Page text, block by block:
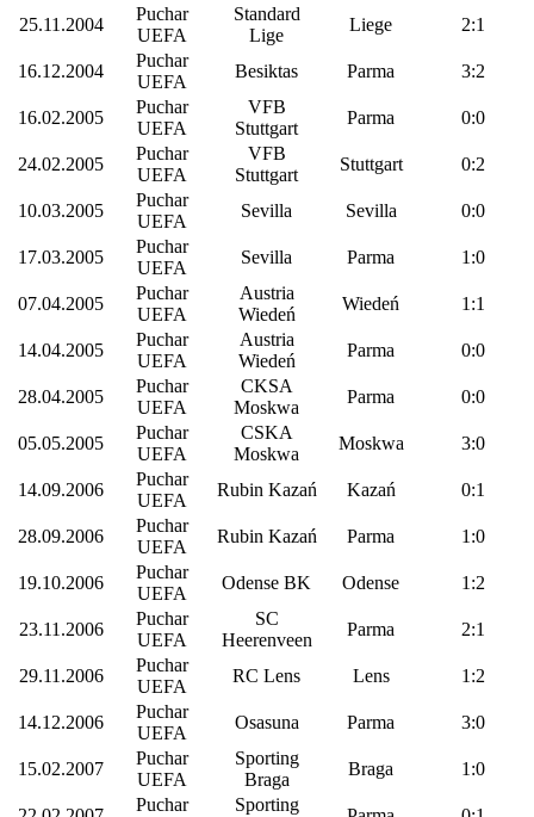
25.11.2004
Puchar
UEFA
Standard
Lige
Liege 2:1
16.12.2004
Puchar
UEFA
Besiktas Parma 3:2
16.02.2005
Puchar
UEFA
VFB
Stuttgart
Parma 0:0
24.02.2005
Puchar
UEFA
VFB
Stuttgart
Stuttgart 0:2
10.03.2005
Puchar
UEFA
Sevilla Sevilla 0:0
17.03.2005
Puchar
UEFA
Sevilla Parma 1:0
07.04.2005
Puchar
UEFA
Austria
Wiedeń
Wiedeń 1:1
14.04.2005
Puchar
UEFA
Austria
Wiedeń
Parma 0:0
28.04.2005
Puchar
UEFA
CKSA
Moskwa
Parma 0:0
05.05.2005
Puchar
UEFA
CSKA
Moskwa
Moskwa 3:0
14.09.2006
Puchar
UEFA
Rubin Kazań Kazań 0:1
28.09.2006
Puchar
UEFA
Rubin Kazań Parma 1:0
19.10.2006
Puchar
UEFA
Odense BK Odense 1:2
23.11.2006
Puchar
UEFA
SC
Heerenveen
Parma 2:1
29.11.2006
Puchar
UEFA
RC Lens Lens 1:2
14.12.2006
Puchar
UEFA
Osasuna Parma 3:0
15.02.2007
Puchar
UEFA
Sporting
Braga
Braga 1:0
Puchar
Sporting